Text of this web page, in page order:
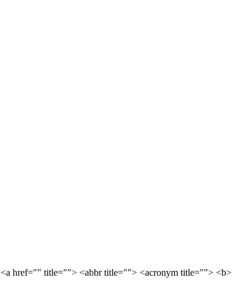
<a href="" title=""> <abbr title=""> <acronym title=""> <b>